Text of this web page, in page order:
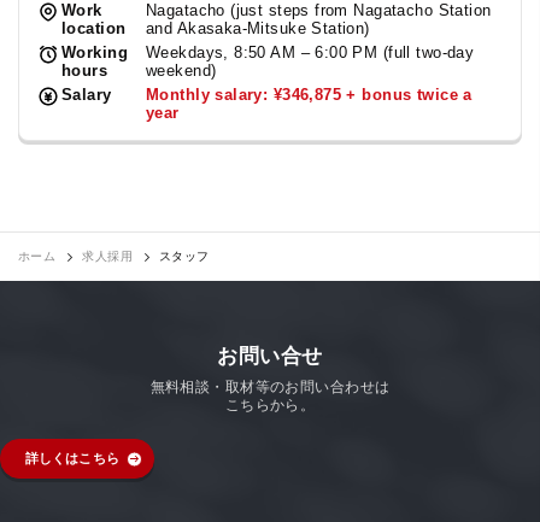
Work
location
Nagatacho (just steps from Nagatacho Station
and Akasaka-Mitsuke Station)
Working
hours
Weekdays, 8:50 AM – 6:00 PM (full two-day
weekend)
Salary
Monthly salary: ¥346,875 + bonus twice a
year
ホーム 求人採用 スタッフ
お問い合せ
無料相談・取材等のお問い合わせは
こちらから。
詳しくはこちら